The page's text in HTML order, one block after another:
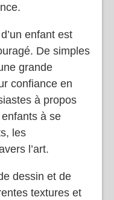
enfant est
De simples
grande
confiance en
à propos
à se
les
l’art.
dessin et de
textures et